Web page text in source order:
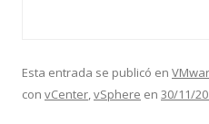
Esta entrada se publicó en
con vCenter,vSphere en 30/11/